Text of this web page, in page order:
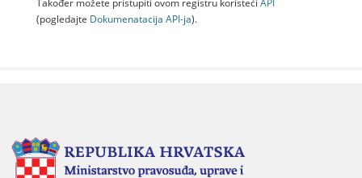
(pogledajte Dokumenаtаcijа API-jа).